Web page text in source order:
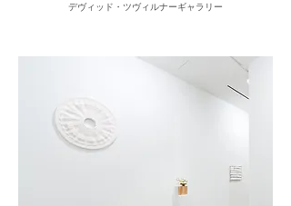
デヴィッド・ツヴィルナーギャラリー